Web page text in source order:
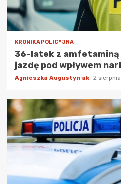
KRONIKA POLICYJNA
36-latek z
jazdę pod wpływem
Agnieszka Augustyniak 2